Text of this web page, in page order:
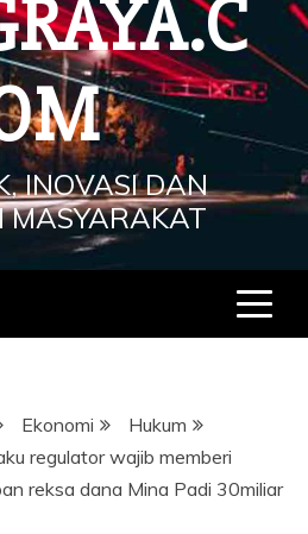
INOVASI DAN
MASYARAKAT
Ekonomi
Hukum
regulator wajib memberi
reksa dana Mina Padi 30miliar